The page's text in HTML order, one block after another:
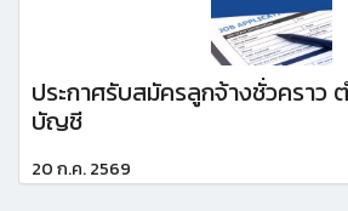
ประกาศรับสมัครลูกจ้างชั่วคราว
บัญชี
20 ก.ค. 2569